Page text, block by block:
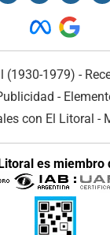
(1930-1979) -
-
con El Litoral -
es miembro